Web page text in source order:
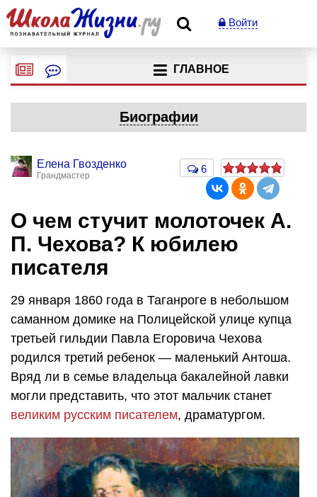
Войти
ГЛАВНОЕ
Биографии
Елена Гвозденко
Грандмастер
6
О чем стучит молоточек А.
П. Чехова? К юбилею
писателя
29 января 1860 года в Таганроге в небольшом
саманном домике на Полицейской улице купца
третьей гильдии Павла Егоровича Чехова
родился третий ребенок — маленький Антоша.
Вряд ли в семье владельца бакалейной лавки
могли представить, что этот мальчик станет
великим русским писателем, драматургом.